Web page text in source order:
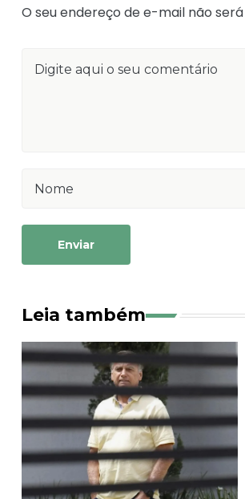
O seu endereço de e-mail não
Enviar
Leia também